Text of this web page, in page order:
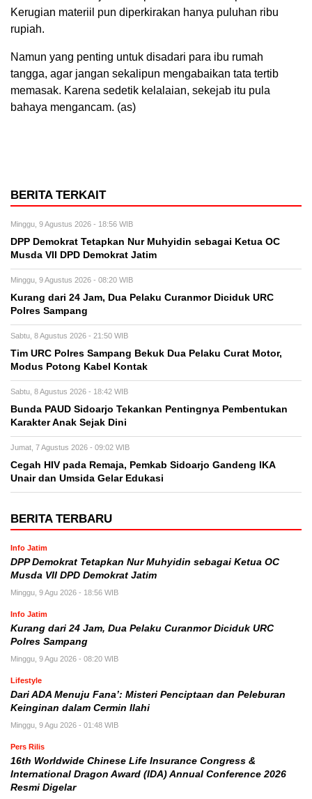
Kerugian materiil pun diperkirakan hanya puluhan ribu
rupiah.
Namun yang penting untuk disadari para ibu rumah
tangga, agar jangan sekalipun mengabaikan tata tertib
memasak. Karena sedetik kelalaian, sekejab itu pula
bahaya mengancam. (as)
BERITA TERKAIT
Minggu, 9 Agustus 2026 - 18:56 WIB
DPP Demokrat Tetapkan Nur Muhyidin sebagai Ketua OC
Musda VII DPD Demokrat Jatim
Minggu, 9 Agustus 2026 - 08:20 WIB
Kurang dari 24 Jam, Dua Pelaku Curanmor Diciduk URC
Polres Sampang
Sabtu, 8 Agustus 2026 - 21:50 WIB
Tim URC Polres Sampang Bekuk Dua Pelaku Curat Motor,
Modus Potong Kabel Kontak
Sabtu, 8 Agustus 2026 - 18:42 WIB
Bunda PAUD Sidoarjo Tekankan Pentingnya Pembentukan
Karakter Anak Sejak Dini
Jumat, 7 Agustus 2026 - 09:02 WIB
Cegah HIV pada Remaja, Pemkab Sidoarjo Gandeng IKA
Unair dan Umsida Gelar Edukasi
BERITA TERBARU
Info Jatim
DPP Demokrat Tetapkan Nur Muhyidin sebagai Ketua OC
Musda VII DPD Demokrat Jatim
Minggu, 9 Agu 2026 - 18:56 WIB
Info Jatim
Kurang dari 24 Jam, Dua Pelaku Curanmor Diciduk URC
Polres Sampang
Minggu, 9 Agu 2026 - 08:20 WIB
Lifestyle
Dari ADA Menuju Fana’: Misteri Penciptaan dan Peleburan
Keinginan dalam Cermin Ilahi
Minggu, 9 Agu 2026 - 01:48 WIB
Pers Rilis
16th Worldwide Chinese Life Insurance Congress &
International Dragon Award (IDA) Annual Conference 2026
Resmi Digelar